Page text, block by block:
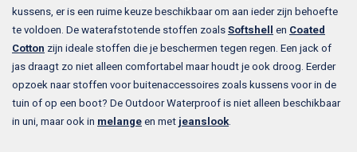
kussens, er is een ruime keuze beschikbaar om aan ieder zijn behoefte
te voldoen. De waterafstotende stoffen zoals Softshell en Coated
Cotton zijn ideale stoffen die je beschermen tegen regen. Een jack of
jas draagt zo niet alleen comfortabel maar houdt je ook droog. Eerder
opzoek naar stoffen voor buitenaccessoires zoals kussens voor in de
tuin of op een boot? De Outdoor Waterproof is niet alleen beschikbaar
in uni, maar ook in melange en met jeanslook